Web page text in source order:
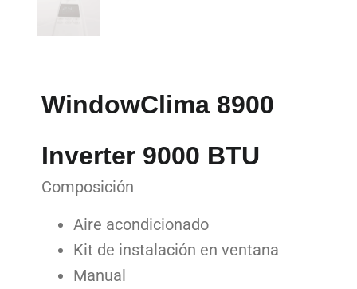
WindowClima 8900
Inverter 9000 BTU
Composición
Aire acondicionado
Kit de instalación en ventana
Manual